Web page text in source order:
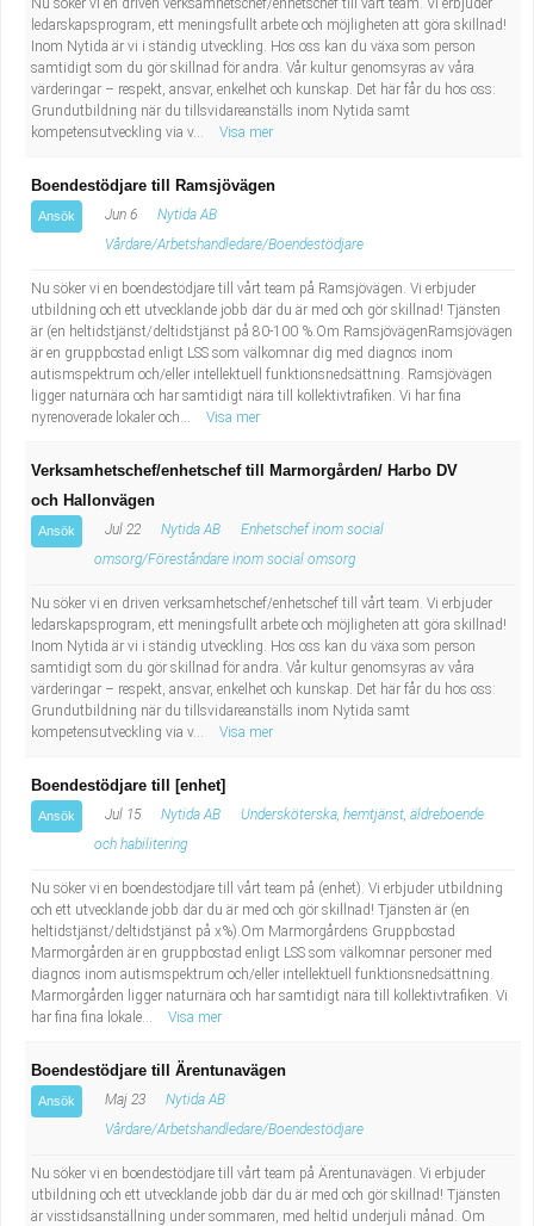
Nu söker vi en driven verksamhetschef/enhetschef till vårt team. Vi erbjuder
ledarskapsprogram, ett meningsfullt arbete och möjligheten att göra skillnad!
Inom Nytida är vi i ständig utveckling. Hos oss kan du växa som person
samtidigt som du gör skillnad för andra. Vår kultur genomsyras av våra
värderingar – respekt, ansvar, enkelhet och kunskap. Det här får du hos oss:
Grundutbildning när du tillsvidareanställs inom Nytida samt
kompetensutveckling via v...
Visa mer
Boendestödjare till Ramsjövägen
Ansök Jun 6
Nytida AB
Vårdare/Arbetshandledare/Boendestödjare
Nu söker vi en boendestödjare till vårt team på Ramsjövägen. Vi erbjuder
utbildning och ett utvecklande jobb där du är med och gör skillnad! Tjänsten
är (en heltidstjänst/deltidstjänst på 80-100 %.Om RamsjövägenRamsjövägen
är en gruppbostad enligt LSS som välkomnar dig med diagnos inom
autismspektrum och/eller intellektuell funktionsnedsättning. Ramsjövägen
ligger naturnära och har samtidigt nära till kollektivtrafiken. Vi har fina
nyrenoverade lokaler och...
Visa mer
Verksamhetschef/enhetschef till Marmorgården/ Harbo DV
och Hallonvägen
Ansök Jul 22 Nytida AB
Enhetschef inom social
omsorg/Föreståndare inom social omsorg
Nu söker vi en driven verksamhetschef/enhetschef till vårt team. Vi erbjuder
ledarskapsprogram, ett meningsfullt arbete och möjligheten att göra skillnad!
Inom Nytida är vi i ständig utveckling. Hos oss kan du växa som person
samtidigt som du gör skillnad för andra. Vår kultur genomsyras av våra
värderingar – respekt, ansvar, enkelhet och kunskap. Det här får du hos oss:
Grundutbildning när du tillsvidareanställs inom Nytida samt
kompetensutveckling via v...
Visa mer
Boendestödjare till [enhet]
Ansök Jul 15 Nytida AB
Undersköterska, hemtjänst, äldreboende
och habilitering
Nu söker vi en boendestödjare till vårt team på (enhet). Vi erbjuder utbildning
och ett utvecklande jobb där du är med och gör skillnad! Tjänsten är (en
heltidstjänst/deltidstjänst på x%).Om Marmorgårdens Gruppbostad
Marmorgården är en gruppbostad enligt LSS som välkomnar personer med
diagnos inom autismspektrum och/eller intellektuell funktionsnedsättning.
Marmorgården ligger naturnära och har samtidigt nära till kollektivtrafiken. Vi
har fina fina lokale...
Visa mer
Boendestödjare till Ärentunavägen
Ansök Maj 23
Nytida AB
Vårdare/Arbetshandledare/Boendestödjare
Nu söker vi en boendestödjare till vårt team på Ärentunavägen. Vi erbjuder
utbildning och ett utvecklande jobb där du är med och gör skillnad! Tjänsten
är visstidsanställning under sommaren, med heltid underjuli månad. Om